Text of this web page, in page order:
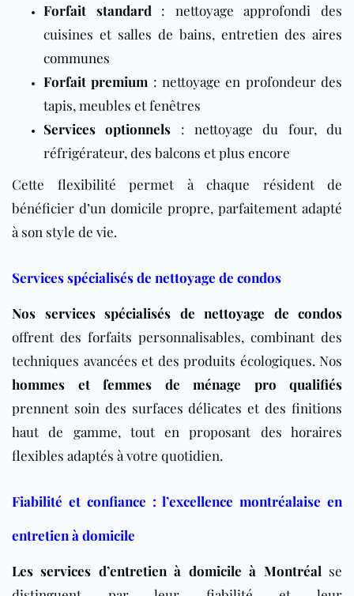
Forfait standard : nettoyage approfondi des
cuisines et salles de bains, entretien des aires
communes
Forfait premium : nettoyage en profondeur des
tapis, meubles et fenêtres
Services optionnels : nettoyage du four, du
réfrigérateur, des balcons et plus encore
Cette flexibilité permet à chaque résident de
bénéficier d’un domicile propre, parfaitement adapté
à son style de vie.
Services spécialisés de nettoyage de condos
Nos services spécialisés de nettoyage de condos
offrent des forfaits personnalisables, combinant des
techniques avancées et des produits écologiques. Nos
hommes et femmes de ménage pro qualifiés
prennent soin des surfaces délicates et des finitions
haut de gamme, tout en proposant des horaires
flexibles adaptés à votre quotidien.
Fiabilité et confiance : l’excellence montréalaise en
entretien à domicile
Les services d’entretien à domicile à Montréal se